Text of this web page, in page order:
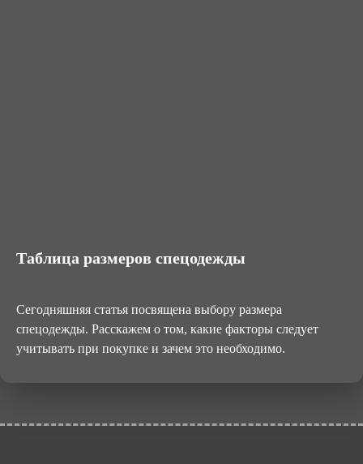
Таблица размеров спецодежды
Сегодняшняя статья посвящена выбору размера
спецодежды. Расскажем о том, какие факторы следует
учитывать при покупке и зачем это необходимо.